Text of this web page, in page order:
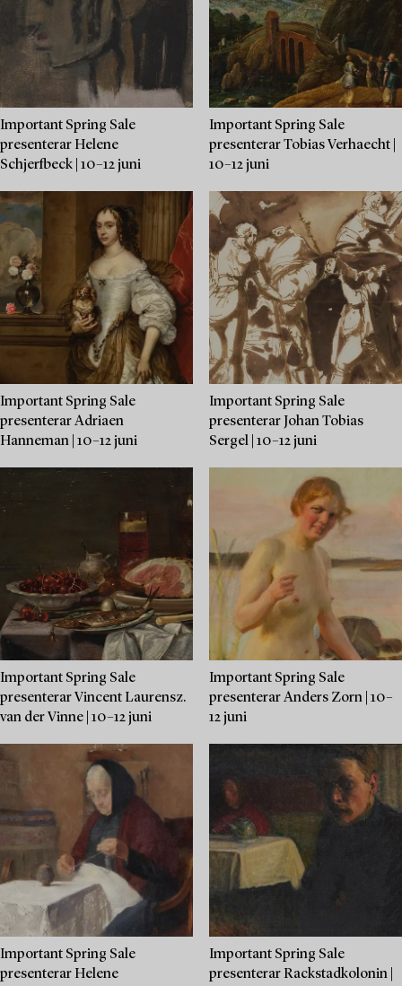
Important Spring Sale
presenterar Helene
Schjerfbeck | 10–12 juni
Important Spring Sale
presenterar Tobias Verhaecht |
10–12 juni
Important Spring Sale
presenterar Adriaen
Hanneman | 10–12 juni
Important Spring Sale
presenterar Johan Tobias
Sergel | 10–12 juni
Important Spring Sale
presenterar Vincent Laurensz.
van der Vinne | 10–12 juni
Important Spring Sale
presenterar Anders Zorn | 10–
12 juni
Important Spring Sale
presenterar Helene
Important Spring Sale
presenterar Rackstadkolonin |